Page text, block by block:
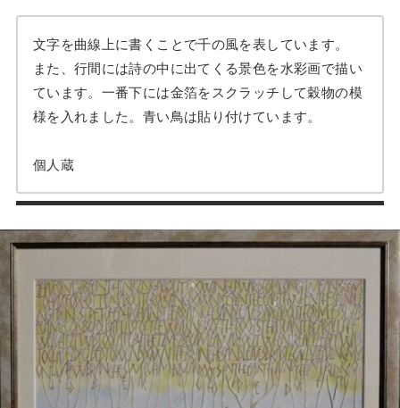
文字を曲線上に書くことで千の風を表しています。
また、行間には詩の中に出てくる景色を水彩画で描い
ています。一番下には金箔をスクラッチして穀物の模
様を入れました。青い鳥は貼り付けています。
個人蔵